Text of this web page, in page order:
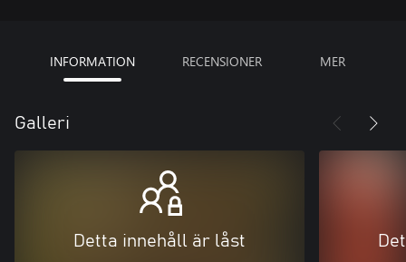
INFORMATION RECENSIONER MER
Galleri
Detta innehåll är låst